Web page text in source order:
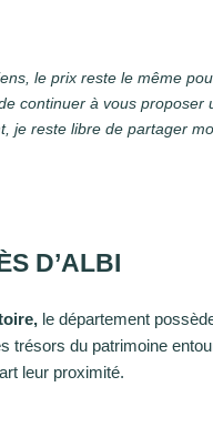
le prix reste le même
continuer à vous proposer
je reste libre de partager
D’ALBI
le département
trésors du patrimoine
leur proximité.